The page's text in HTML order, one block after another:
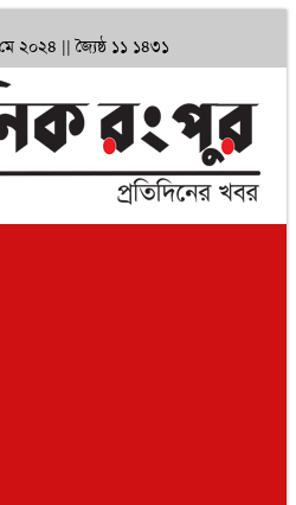
২০২৪ || জ্যৈষ্ঠ ১১ ১৪৩১